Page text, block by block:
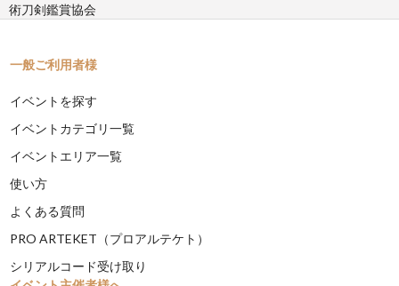
術刀剣鑑賞協会
一般ご利用者様
イベントを探す
イベントカテゴリ一覧
イベントエリア一覧
使い方
よくある質問
PRO ARTEKET（プロアルテケト）
シリアルコード受け取り